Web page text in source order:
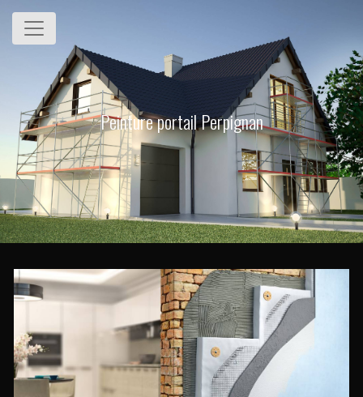
Panneau de gestion des cookies
Peinture portail Perpignan